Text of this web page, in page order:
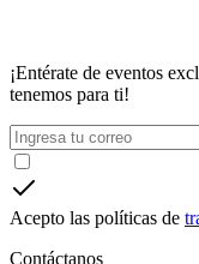
¡Entérate de eventos
tenemos para ti!
Acepto las políticas de
Contáctanos